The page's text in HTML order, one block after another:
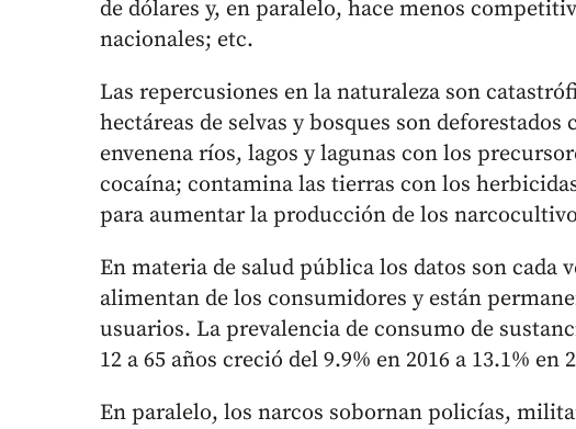
de dólares y, en paralelo, hace menos
nacionales; etc.
Las repercusiones en la naturaleza son
hectáreas de selvas y bosques son
envenena ríos, lagos y lagunas con los
cocaína; contamina las tierras con los
para aumentar la producción de los
En materia de salud pública los datos son cada
alimentan de los consumidores y están
usuarios. La prevalencia de consumo de
12 a 65 años creció del 9.9% en 2016 a 13.1% en
En paralelo, los narcos sobornan policías,